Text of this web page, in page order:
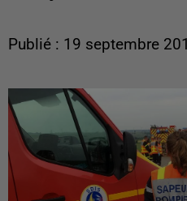
Publié : 19 septembre